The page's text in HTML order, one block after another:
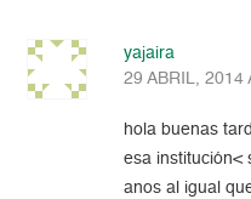
yajaira
29 ABRIL, 2014
hola buenas
esa institución<
anos al igual